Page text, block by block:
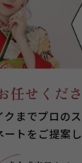
任せくださ
までプロの
トをご提案し